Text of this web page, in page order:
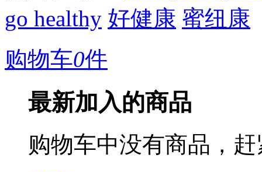
go healthy 好健康 蜜纽康
购物车0件
最新加入的商品
购物车中没有商品，